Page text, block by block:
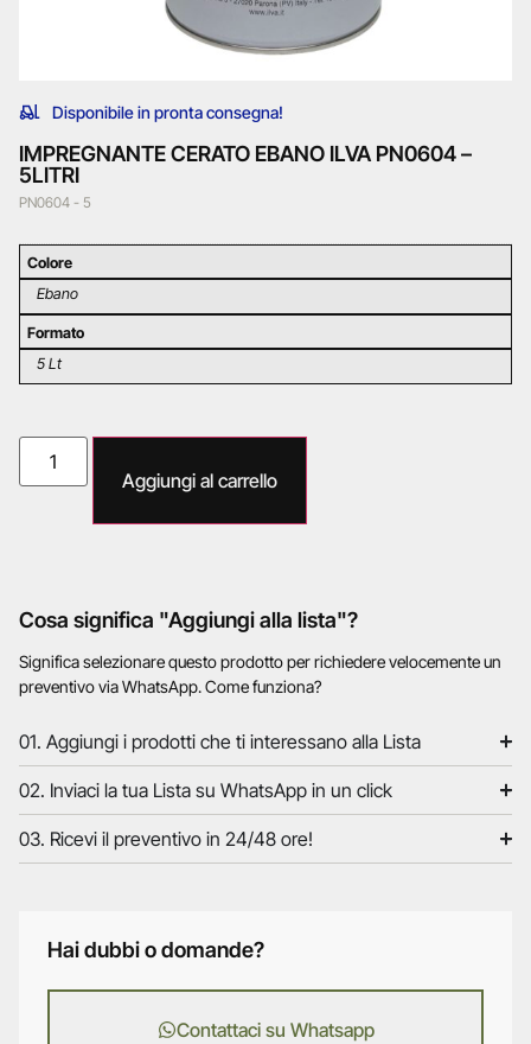
Disponibile in pronta consegna!
IMPREGNANTE CERATO EBANO ILVA PN0604 –
5LITRI
PN0604 - 5
Colore
Ebano
Formato
5 Lt
Aggiungi al carrello
Cosa significa "Aggiungi alla lista"?
Significa selezionare questo prodotto per richiedere velocemente un
preventivo via WhatsApp. Come funziona?
01. Aggiungi i prodotti che ti interessano alla Lista
02. Inviaci la tua Lista su WhatsApp in un click
03. Ricevi il preventivo in 24/48 ore!
Hai dubbi o domande?
Contattaci su Whatsapp